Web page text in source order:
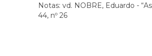
Notas: vd. NOBRE, Eduardo -
44, nº 26